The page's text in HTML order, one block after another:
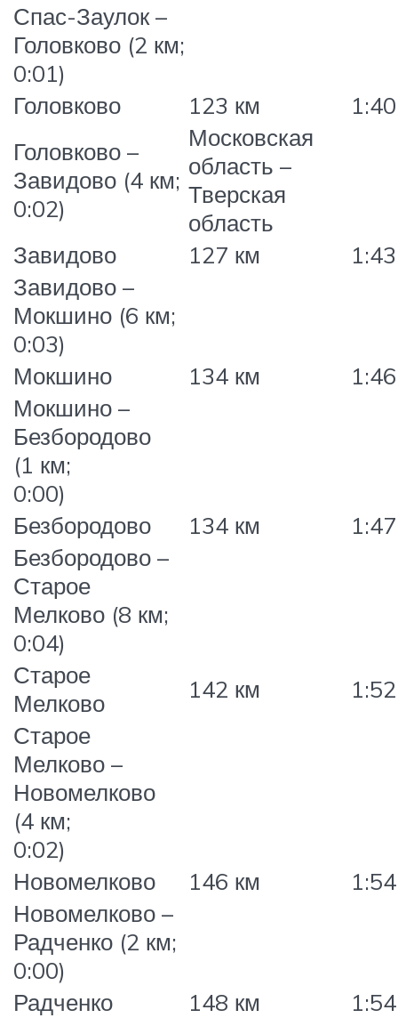
Спас-Заулок –
Головково (2 км;
0:01)
Головково
123 км
1:40
Головково –
Завидово (4 км;
0:02)
Московская
область –
Тверская
область
Завидово
127 км
1:43
Завидово –
Мокшино (6 км;
0:03)
Мокшино
134 км
1:46
Мокшино –
Безбородово
(1 км;
0:00)
Безбородово
134 км
1:47
Безбородово –
Старое
Мелково (8 км;
0:04)
Старое
Мелково
142 км
1:52
Старое
Мелково –
Новомелково
(4 км;
0:02)
Новомелково
146 км
1:54
Новомелково –
Радченко (2 км;
0:00)
Радченко
148 км
1:54